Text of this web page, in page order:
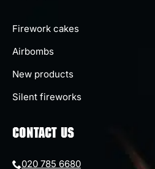
Firework cakes
Airbombs
New products
Silent fireworks
CONTACT US
020 785 6680